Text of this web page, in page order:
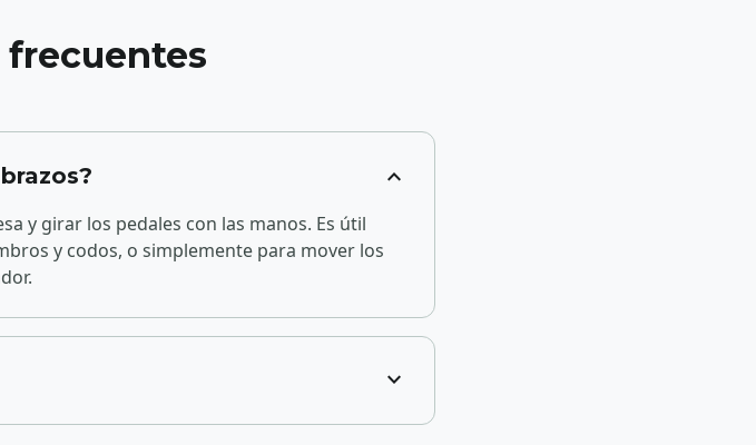
frecuentes
expand_more
y girar los pedales con las manos. Es útil
y codos, o simplemente para mover los
expand_more